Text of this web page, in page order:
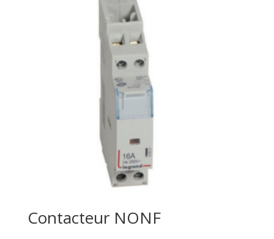
Contacteur NONF